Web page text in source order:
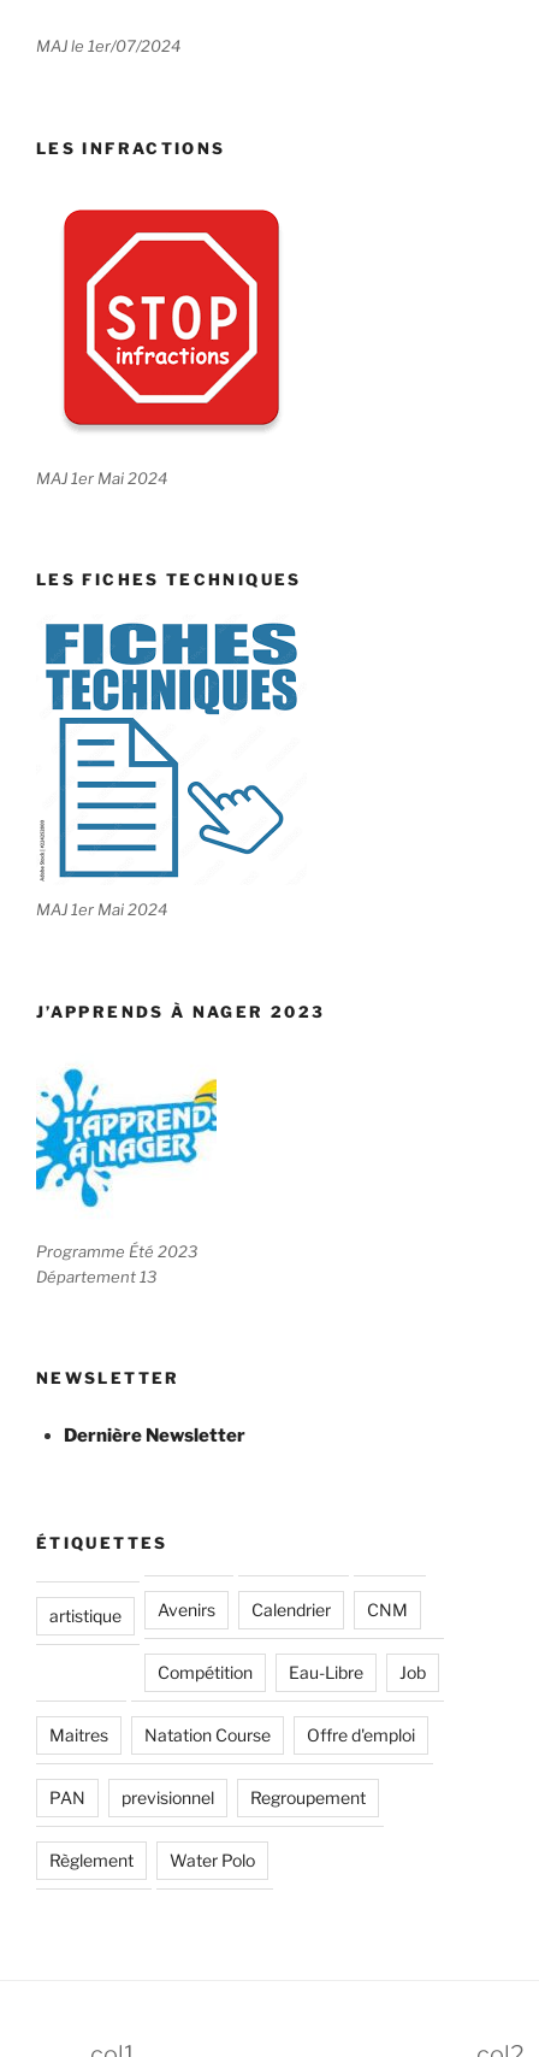
MAJ le 1er/07/2024
LES INFRACTIONS
MAJ 1er Mai 2024
LES FICHES TECHNIQUES
MAJ 1er Mai 2024
J’APPRENDS À NAGER 2023
Programme Été 2023
Département 13
NEWSLETTER
Dernière Newsletter
ÉTIQUETTES
artistique Avenirs Calendrier CNM
Compétition Eau-Libre Job
Maitres Natation Course Offre d'emploi
PAN previsionnel Regroupement
Règlement Water Polo